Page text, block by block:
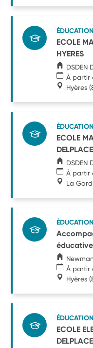
ECOLE
HYERES
DSDEN
À partir
Hyères
ECOLE
DSDEN
À partir
La
À partir
Hyères
ECOLE